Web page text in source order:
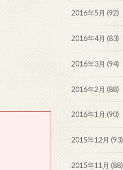
2016年5月 (92)
2016年4月 (83)
2016年3月 (94)
2016年2月 (88)
2016年1月 (90)
2015年12月 (93)
2015年11月 (88)